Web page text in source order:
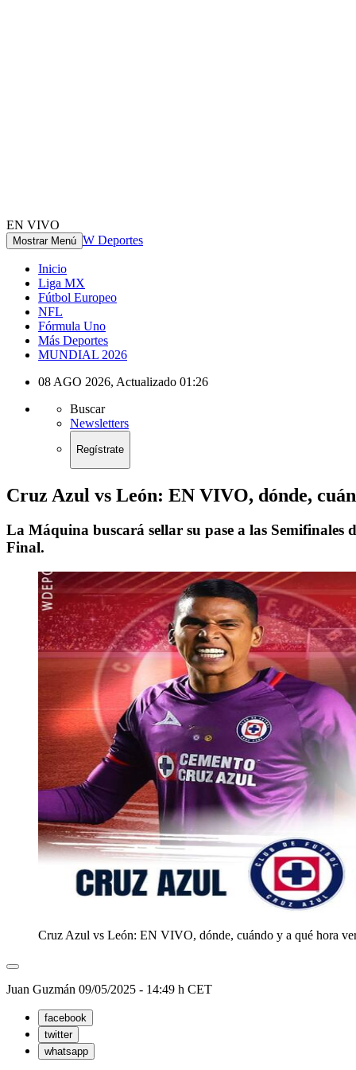
EN VIVO
Mostrar Menú W Deportes
Inicio
Liga MX
Fútbol Europeo
NFL
Fórmula Uno
Más Deportes
MUNDIAL 2026
08 AGO 2026, Actualizado 01:26
Buscar
Newsletters
Regístrate
Cruz Azul vs León: EN VIVO, dónde,
La Máquina buscará sellar su pase a las
Final.
Cruz Azul vs León: EN VIVO, dónde, cuándo y a qué hora
Juan Guzmán 09/05/2025 - 14:49 h CET
facebook
twitter
whatsapp